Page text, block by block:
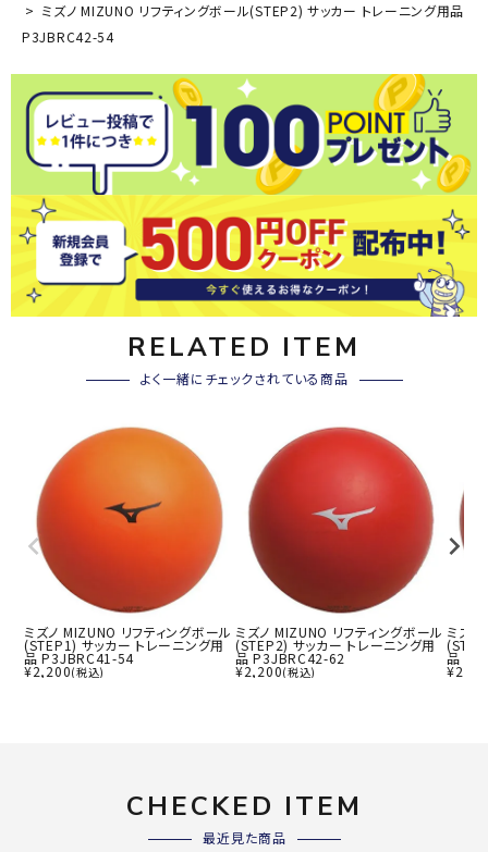
ミズノ MIZUNO リフティングボール(STEP2) サッカー トレーニング用品
P3JBRC42-54
RELATED ITEM
よく一緒にチェックされている商品
ミズノ MIZUNO リフティングボール
(STEP1) サッカー トレーニング用
品 P3JBRC41-54
¥2,200(税込)
ミズノ MIZUNO リフティングボール
(STEP2) サッカー トレーニング用
品 P3JBRC42-62
¥2,200(税込)
ミズ
品
¥
CHECKED ITEM
最近見た商品